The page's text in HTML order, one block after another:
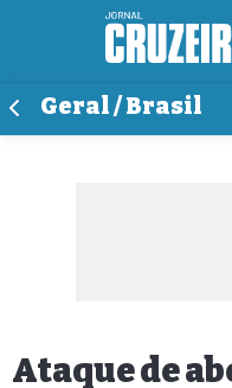
Geral / Brasil
Ataque de